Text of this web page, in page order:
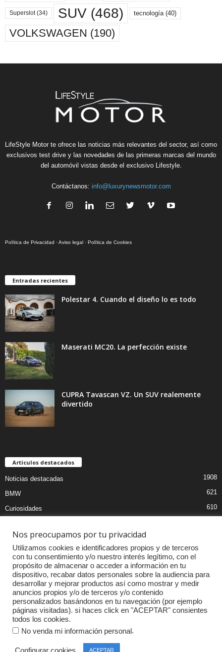
Superslot(34) SUV (468) tecnología (40)
VOLKSWAGEN (190)
LifeStyle Motor te ofrece las noticias más relevantes del sector, así como
exclusivos test drive y las novedades de las primeras marcas del mundo
del automóvil vistas desde el exclusivo Lifestyle.
Contáctanos: info@luxurynewsmotor.com
Política de Privacidad ·Aviso legal · Política de Cookies
Entradas recientes
Polestar 4. Cuando el diseño lo es todo
Maserati MC20. La perfección existe
CUPRA Tavascan VZ. Un SUV realemente
divertido
Artículos destacados
Noticias destacadas 1908
BMW 621
Curiosidades 610
Audi
MOTOS
Competiciones
Mercedes
Accesorios
Porsche 232
Nos preocupamos por tu privacidad
Utilizamos cookies e identificadores propios y de terceros
con tu consentimiento y/o nuestro interés legítimo, con el
propósito de almacenar o acceder a información en tu
dispositivo, recabar datos personales sobre la audiencia para
desarrollar y mejorar productos así como mostrar y medir
anuncios propios y/o de terceros y/o contenido
personalizados basándonos en tu navegación (por ejemplo
páginas visitadas). si haces click en "ACEPTAR" consientes
todos los cookies.
No venda mi información personal .
Configurar cookies ACEPTAR